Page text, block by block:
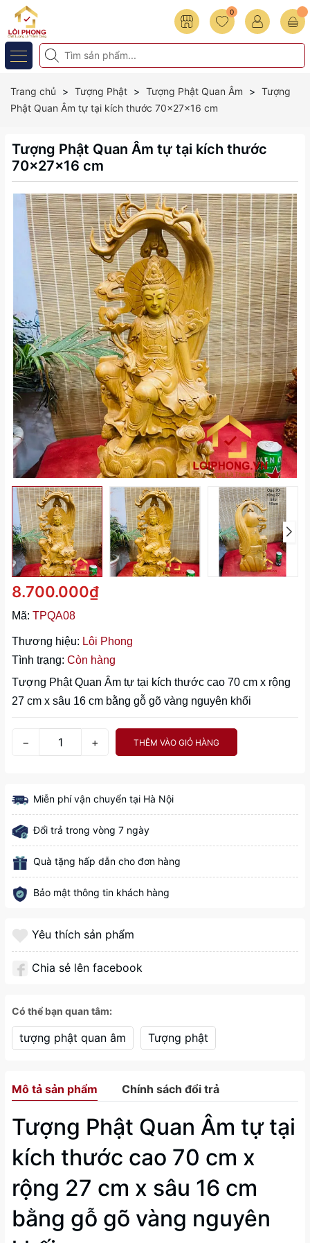
0
Trang chủ Tượng Phật Tượng Phật Quan Âm
Tượng
Phật Quan Âm tự tại kích thước 70x27x16 cm
Tượng Phật Quan Âm tự tại kích thước
70x27x16 cm
8.700.000₫
Mã: TPQA08
Thương hiệu: Lôi Phong
Tình trạng: Còn hàng
Tượng Phật Quan Âm tự tại kích thước cao 70 cm x rộng
27 cm x sâu 16 cm bằng gỗ gõ vàng nguyên khối
− + THÊM VÀO GIỎ HÀNG
Miễn phí vận chuyển tại Hà Nội
Đổi trả trong vòng 7 ngày
Quà tặng hấp dẫn cho đơn hàng
Bảo mật thông tin khách hàng
Yêu thích sản phẩm
Chia sẻ lên facebook
Có thể bạn quan tâm:
tượng phật quan âm Tượng phật
Mô tả sản phẩm Chính sách đổi trả
Tượng Phật Quan Âm tự tại
kích thước cao 70 cm x
rộng 27 cm x sâu 16 cm
bằng gỗ gõ vàng nguyên